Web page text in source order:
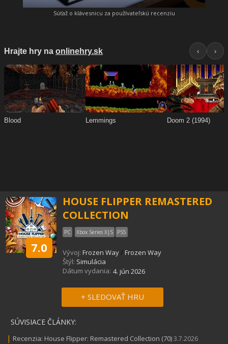
Súťaž o klávesnicu za používateľskú recenziu
7.0
HOUSE FLIPPER REMASTERED
COLLECTION
PC Xbox Series X|S PS5
Vývoj: Frozen Way/ Frozen Way
Štýl: Simulácia
Dátum vydania: 4. jún 2026
+ SLEDOVAŤ HRU
SÚVISIACE ČLÁNKY:
| Recenzia: House Flipper: Remastered Collection (70)3.7.2026